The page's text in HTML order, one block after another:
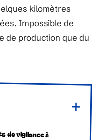
kilomètres
Impossible de
de production que du
de vigilance à